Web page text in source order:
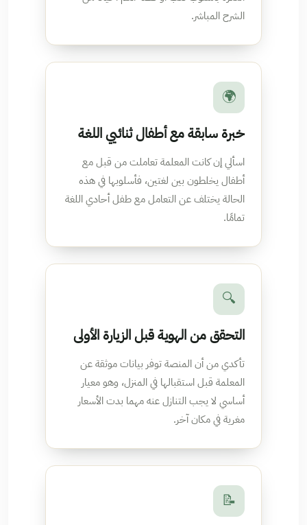
الشرح المباشر.
🌍
خبرة سابقة مع أطفال ثنائيي اللغة
اسألي إن كانت المعلمة تعاملت من قبل مع
أطفال يخلطون بين لغتين، فأسلوبها في هذه
الحالة يختلف عن التعامل مع طفل أحادي اللغة
تمامًا.
🔍
التحقق من الهوية قبل الزيارة الأولى
تأكدي من أن المنصة توفر بيانات موثقة عن
المعلمة قبل استقبالها في المنزل، وهو معيار
أساسي لا يجب التنازل عنه مهما بدت الأسعار
مغرية في مكان آخر.
📝